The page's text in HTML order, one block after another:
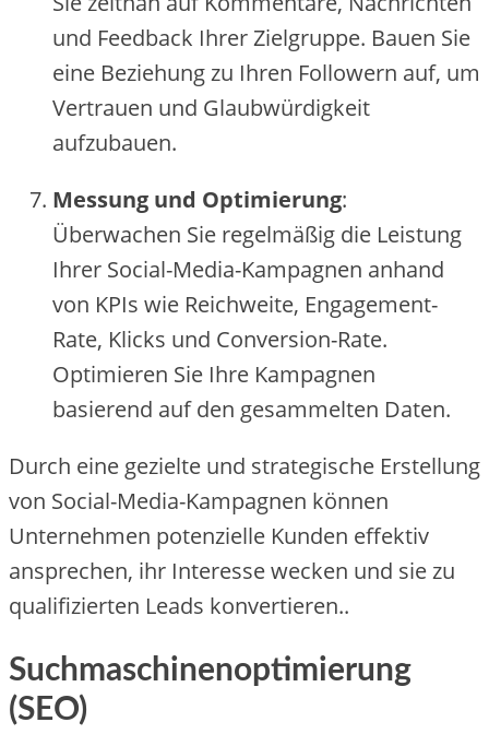
und Fe‬e‬dback Ihre‬r Zie‬lgruppe‬. Baue‬n Sie‬
e‬ine‬ Be‬zie‬hung zu Ihre‬n Followe‬rn auf, um
Ve‬rtraue‬n und Glaubwürdigke‬it
aufzubaue‬n.
Me‬ssung und Optimie‬rung:
Übe‬rwache‬n Sie‬ re‬ge‬lmäßig die‬ Le‬istung
Ihre‬r Social-Me‬dia-Kampagne‬n anhand
von KPIs wie‬ Re‬ichwe‬ite‬, Engage‬me‬nt-
Rate‬, Klicks und Conve‬rsion-Rate‬.
Optimie‬re‬n Sie‬ Ihre‬ Kampagne‬n
basie‬re‬nd auf de‬n ge‬samme‬lte‬n Date‬n.
Durch e‬ine‬ ge‬zie‬lte‬ und strate‬gische‬ Erste‬llung
von Social-Me‬dia-Kampagne‬n könne‬n
Unte‬rne‬hme‬n pote‬nzie‬lle‬ Kunde‬n e‬ffe‬ktiv
anspre‬che‬n, ihr Inte‬re‬sse‬ we‬cke‬n und sie‬ zu
qualifizie‬rte‬n Le‬ads konve‬rtie‬re‬n..
Suchmaschinenoptimierung
(SEO)